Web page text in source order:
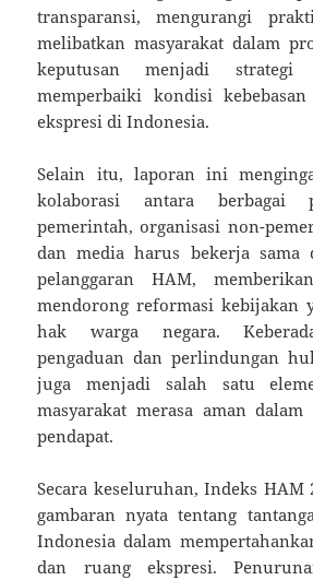
transparansi, mengurangi
melibatkan masyarakat dalam
keputusan menjadi
memperbaiki kondisi
ekspresi di Indonesia.
Selain itu, laporan ini
kolaborasi antara berbagai
pemerintah, organisasi non-
dan media harus bekerja sama
pelanggaran HAM,
mendorong reformasi kebijakan
hak warga negara.
pengaduan dan perlindungan
juga menjadi salah satu
masyarakat merasa aman dalam
pendapat.
Secara keseluruhan, Indeks HAM
gambaran nyata tentang
Indonesia dalam
dan ruang ekspresi.